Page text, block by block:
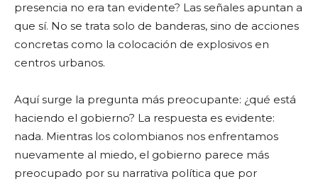
presencia no era tan evidente? Las señales apuntan a
que sí. No se trata solo de banderas, sino de acciones
concretas como la colocación de explosivos en
centros urbanos.
Aquí surge la pregunta más preocupante: ¿qué está
haciendo el gobierno? La respuesta es evidente:
nada. Mientras los colombianos nos enfrentamos
nuevamente al miedo, el gobierno parece más
preocupado por su narrativa política que por